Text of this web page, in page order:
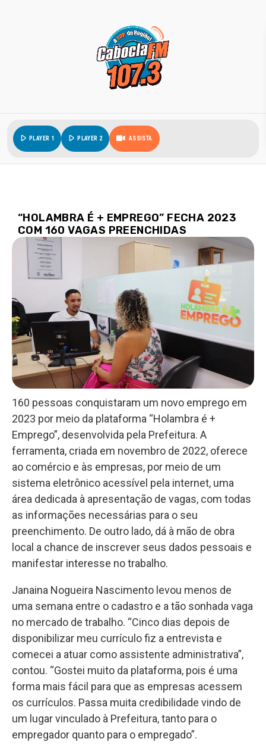
play_arrowPLAYER 1 play_arrowPLAYER 2 ASSISTA
“HOLAMBRA É + EMPREGO” FECHA 2023
COM 160 VAGAS PREENCHIDAS
160 pessoas conquistaram um novo emprego em
2023 por meio da plataforma “Holambra é +
Emprego”, desenvolvida pela Prefeitura. A
ferramenta, criada em novembro de 2022, oferece
ao comércio e às empresas, por meio de um
sistema eletrônico acessível pela internet, uma
área dedicada à apresentação de vagas, com todas
as informações necessárias para o seu
preenchimento. De outro lado, dá à mão de obra
local a chance de inscrever seus dados pessoais e
manifestar interesse no trabalho.
Janaina Nogueira Nascimento levou menos de
uma semana entre o cadastro e a tão sonhada vaga
no mercado de trabalho. “Cinco dias depois de
disponibilizar meu currículo fiz a entrevista e
comecei a atuar como assistente administrativa”,
contou. “Gostei muito da plataforma, pois é uma
forma mais fácil para que as empresas acessem
os currículos. Passa muita credibilidade vindo de
um lugar vinculado à Prefeitura, tanto para o
empregador quanto para o empregado”.